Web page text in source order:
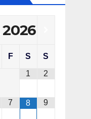
2026
F S
S
1
2
7 8 9